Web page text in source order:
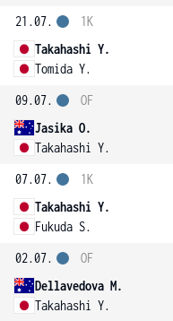
21.07.
Takahashi Y.
Tomida Y.
1K
09.07.
Jasika O.
Takahashi Y.
OF
07.07.
Takahashi Y.
Fukuda S.
1K
02.07.
Dellavedova M.
Takahashi Y.
OF